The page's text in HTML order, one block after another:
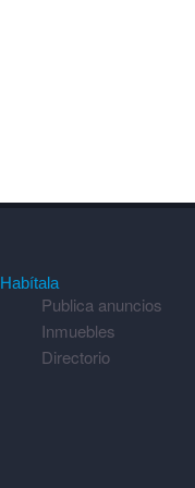
Habítala
Publica anuncios
Inmuebles
Directorio